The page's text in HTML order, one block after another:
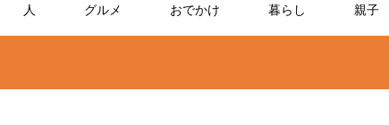
人 グルメ おでかけ 暮らし 親子